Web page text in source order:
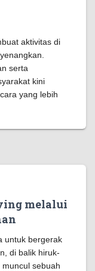
aktivitas di
serta
kini
yang lebih
melalui
untuk bergerak
di balik hiruk-
sebuah